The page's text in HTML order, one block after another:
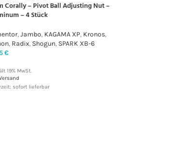
Corally – Pivot Ball Adjusting Nut –
– 4 Stück
, Jambo, KAGAMA XP, Kronos,
, Radix, Shogun, SPARK XB-6
€
19% MwSt.
sofort lieferbar